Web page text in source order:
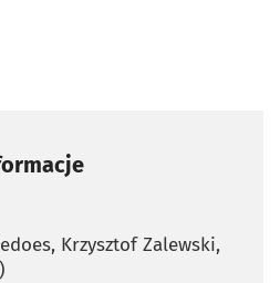
Krzysztof Zalewski,